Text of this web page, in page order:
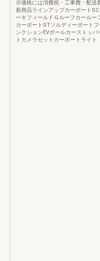
示価格には消費税・工事費・配送
新商品ラインアップカーポート
ーキフィールドＧルーフカールー
カーポートSTソルディーポート
ンクションEVポールカーストッ
トカメラセットカーポートライト